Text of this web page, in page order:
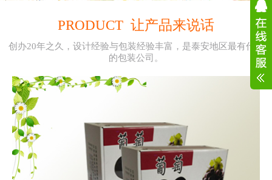
PRODUCT 让产品来说话
创办20年之久，设计经验与包装经验丰富，是泰安地区最有代表
的包装公司。